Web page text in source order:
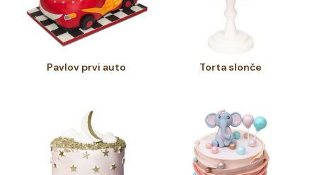
Pavlov prvi auto Torta slonče